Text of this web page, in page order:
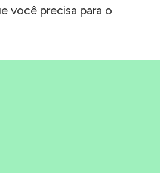
você precisa para o